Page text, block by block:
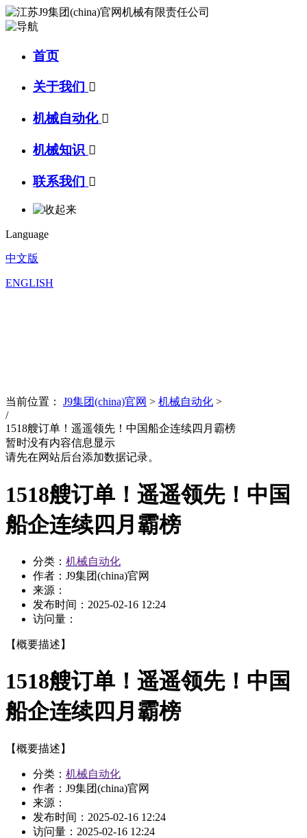
首页
关于我们 
机械自动化 
机械知识 
联系我们 
Language
中文版
ENGLISH
当前位置： J9集团(china)官网 > 机械自动化 >
/
1518艘订单！遥遥领先！中国船企连续四月霸榜
暂时没有内容信息显示
请先在网站后台添加数据记录。
1518艘订单！遥遥领先！中国
船企连续四月霸榜
分类： 机械自动化
作者：J9集团(china)官网
来源：
发布时间： 2025-02-16 12:24
访问量：
【概要描述】
1518艘订单！遥遥领先！中国
船企连续四月霸榜
【概要描述】
分类： 机械自动化
作者：J9集团(china)官网
来源：
发布时间： 2025-02-16 12:24
访问量： 2025-02-16 12:24